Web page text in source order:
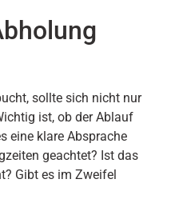
sollte sich nicht nur
ist, ob der Ablauf
eine klare Absprache
geachtet? Ist das
Gibt es im Zweifel